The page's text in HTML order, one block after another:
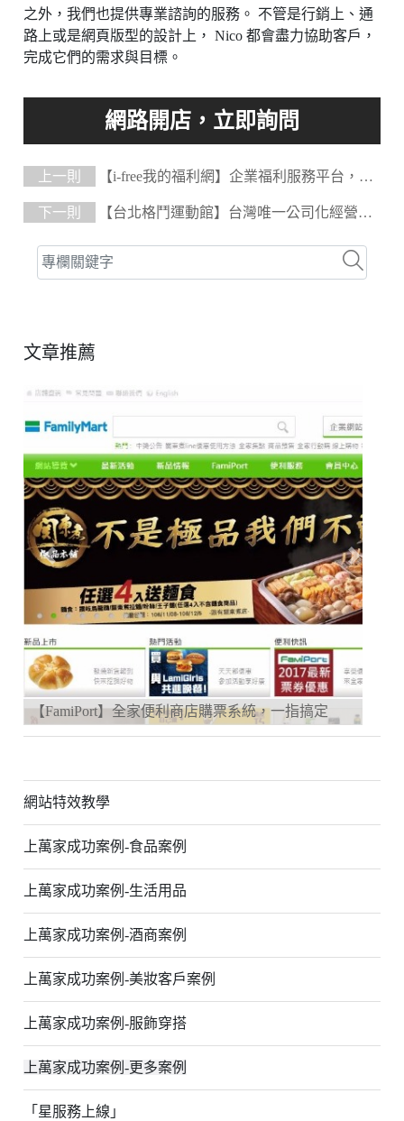
文章推薦
指搞定 【小禮堂】線上卡通時代的網路世界大冒險！
Previous Next
網站特效教學
上萬家成功案例-食品案例
上萬家成功案例-生活用品
上萬家成功案例-酒商案例
上萬家成功案例-美妝客戶案例
上萬家成功案例-服飾穿搭
上萬家成功案例-更多案例
「星服務上線」
之外，我們也提供專業諮詢的服務。 不管是行銷上、通
路上或是網頁版型的設計上， Nico 都會盡力協助客戶，
完成它們的需求與目標。
上一則
【i-free我的福利網】企業福利服務平台，滿
下一則
【台北格鬥運動館】台灣唯一公司化經營的